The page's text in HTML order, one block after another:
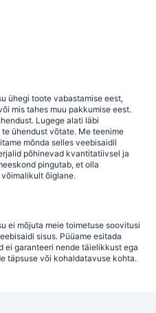
ühegi toote vabastamise eest,
mis tahes muu pakkumise eest.
Lugege alati läbi
ühendust võtate. Me teenime
mõnda selles veebisaidil
põhinevad kvantitatiivsel ja
pingutab, et olla
õiglane.
ei mõjuta meie toimetuse soovitusi
sisus. Püüame esitada
ei garanteeri nende täielikkust ega
täpsuse või kohaldatavuse kohta.